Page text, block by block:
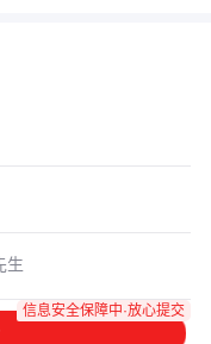
信息安全保障中·放心提交